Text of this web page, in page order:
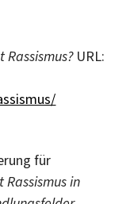
Rassismus?URL:
für
in